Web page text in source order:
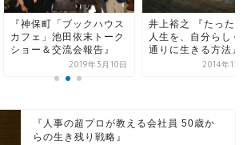
井上裕之 『たった一度の
人生を、自分らしく思い
通りに生きる方法』 ...
2014年12月10日
園善博『本がどんど
める本』（講談社+ｱ
文庫）
2014年12
『人事の超プロが教える会社員 50歳か
らの生き残り戦略』